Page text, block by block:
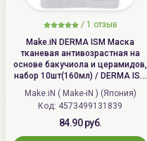
/ 1 отзыв
Make.iN DERMA ISM Маска
тканевая антивозрастная на
основе бакучиола и церамидов,
набор 10шт(160мл) / DERMA ISM
100 Bakuchiol Ceramide 10 Days
Face Mask
Make.iN ( Make-iN ) (Япония)
Код: 4573499131839
84.90 руб.